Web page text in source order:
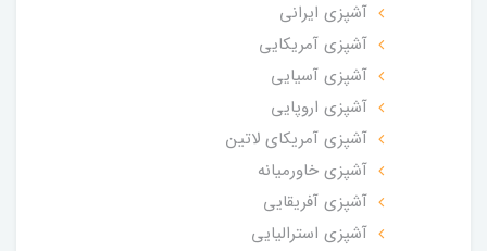
آشپزی ایرانی
آشپزی آمریکایی
آشپزی آسیایی
آشپزی اروپایی
آشپزی آمریکای لاتین
آشپزی خاورمیانه
آشپزی آفریقایی
آشپزی استرالیایی